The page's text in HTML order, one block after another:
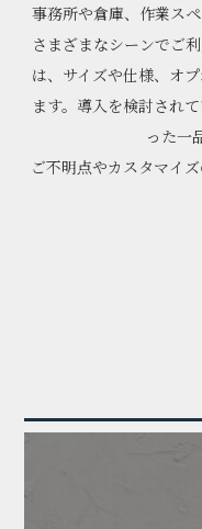
事務所や倉庫、作業ス
さまざまなシーンでご
は、サイズや仕様、オ
ます。導入を検討され
った一
ご不明点やカスタマイ